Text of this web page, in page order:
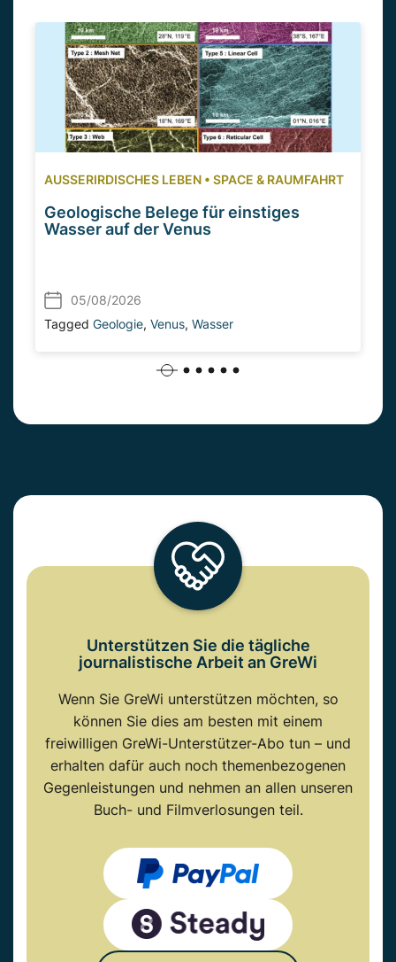
AUSSERIRDISCHES LEBEN • SPACE & RAUMFAHRT
Geologische Belege für einstiges
Wasser auf der Venus
05/08/2026
Tagged Geologie, Venus, Wasser
Unterstützen Sie die tägliche
journalistische Arbeit an GreWi
Wenn Sie GreWi unterstützen möchten, so
können Sie dies am besten mit einem
freiwilligen GreWi-Unterstützer-Abo tun – und
erhalten dafür auch noch themenbezogenen
Gegenleistungen und nehmen an allen unseren
Buch- und Filmverlosungen teil.